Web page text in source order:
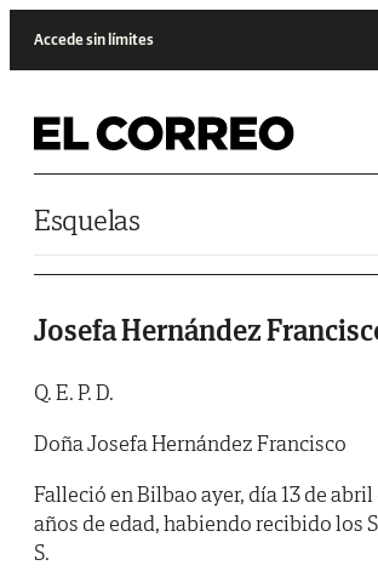
Accede sin límites
Esquelas
Josefa Hernández
Q. E. P. D.
Doña Josefa Hernández Francisco
Falleció en Bilbao ayer, día 13 de abril
años de edad, habiendo recibido los
S.